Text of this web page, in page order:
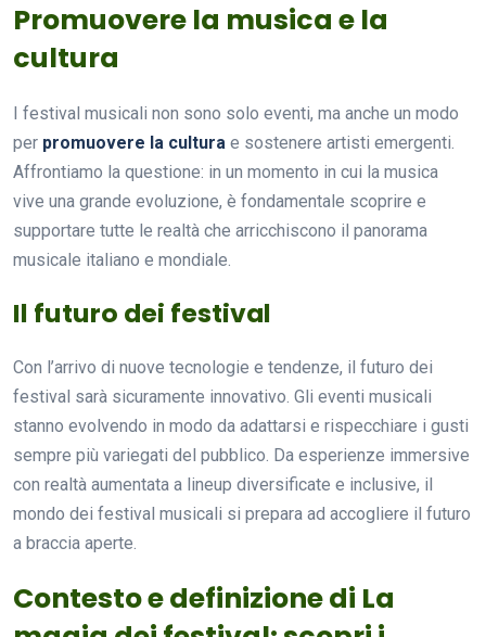
Promuovere la musica e la
cultura
I festival musicali non sono solo eventi, ma anche un modo
per promuovere la cultura e sostenere artisti emergenti.
Affrontiamo la questione: in un momento in cui la musica
vive una grande evoluzione, è fondamentale scoprire e
supportare tutte le realtà che arricchiscono il panorama
musicale italiano e mondiale.
Il futuro dei festival
Con l’arrivo di nuove tecnologie e tendenze, il futuro dei
festival sarà sicuramente innovativo. Gli eventi musicali
stanno evolvendo in modo da adattarsi e rispecchiare i gusti
sempre più variegati del pubblico. Da esperienze immersive
con realtà aumentata a lineup diversificate e inclusive, il
mondo dei festival musicali si prepara ad accogliere il futuro
a braccia aperte.
Contesto e definizione di La